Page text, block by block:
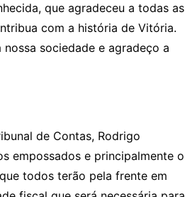
que agradeceu a todas as
com a história de Vitória.
sociedade e agradeço a
de Contas, Rodrigo
empossados e principalmente o
todos terão pela frente em